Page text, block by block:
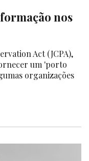
nos
Act (JCPA),
um 'porto
organizações